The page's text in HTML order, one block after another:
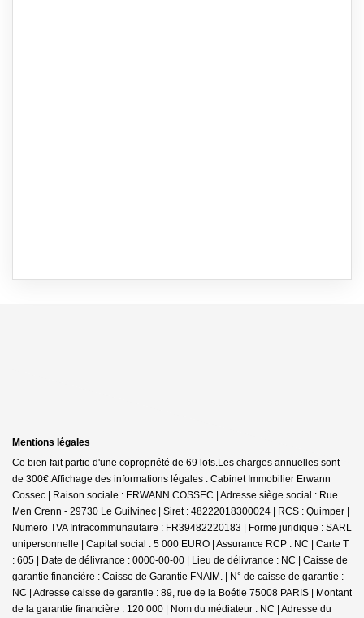
Mentions légales
Ce bien fait partie d'une copropriété de 69 lots.Les charges annuelles sont
de 300€.Affichage des informations légales : Cabinet Immobilier Erwann
Cossec | Raison sociale : ERWANN COSSEC | Adresse siège social : Rue
Men Crenn - 29730 Le Guilvinec | Siret : 48222018300024 | RCS : Quimper |
Numero TVA Intracommunautaire : FR39482220183 | Forme juridique : SARL
unipersonnelle | Capital social : 5 000 EURO | Assurance RCP : NC | Carte T
: 605 | Date de délivrance : 0000-00-00 | Lieu de délivrance : NC | Caisse de
garantie financière : Caisse de Garantie FNAIM. | N° de caisse de garantie :
NC | Adresse caisse de garantie : 89, rue de la Boétie 75008 PARIS | Montant
de la garantie financière : 120 000 | Nom du médiateur : NC | Adresse du